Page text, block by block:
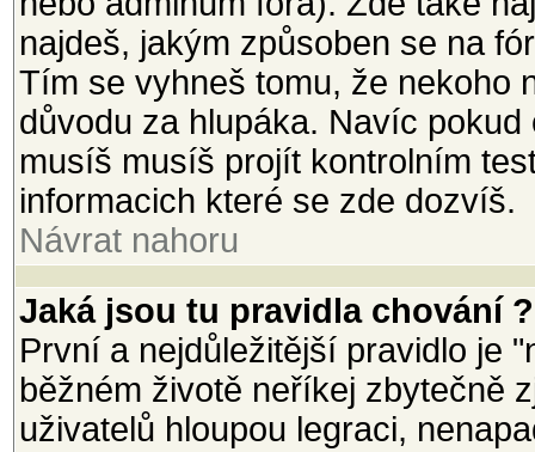
najdeš, jakým způsoben se na
Tím se vyhneš tomu, že nekoho
důvodu za hlupáka. Navíc
musíš musíš projít kontrolním
informacich které se zde dozvíš.
Návrat nahoru
Jaká jsou tu pravidla chování ?
První a nejdůležitější pravidlo je
běžném životě neříkej zbytečně
uživatelů hloupou legraci,